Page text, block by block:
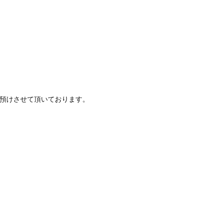
させて頂いております。